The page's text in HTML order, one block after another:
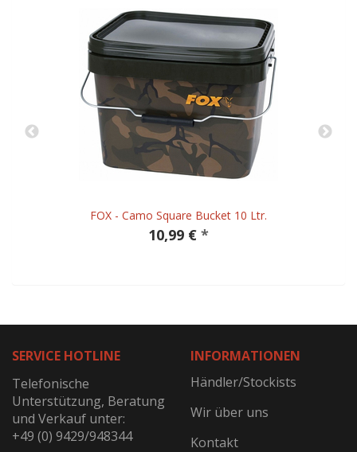
FOX - Camo Square Bucket 10 Ltr.
10,99 € *
SERVICE HOTLINE
Telefonische
Unterstützung, Beratung
und Verkauf unter:
+49 (0) 9429/948344
INFORMATIONEN
Händler/Stockists
Wir über uns
Kontakt